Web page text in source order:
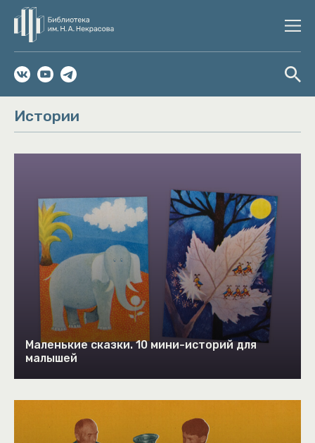
Истории
Маленькие сказки. 10 мини-историй для
малышей